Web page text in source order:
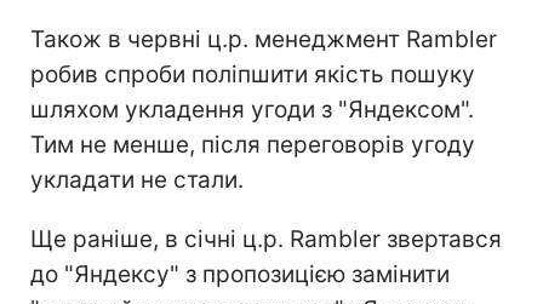
Також в червні ц.р. менеджмент Rambler
робив спроби поліпшити якість пошуку
шляхом укладення угоди з "Яндексом".
Тим не менше, після переговорів угоду
укладати не стали.
Ще раніше, в січні ц.р. Rambler звертався
до "Яндексу" з пропозицією замінити